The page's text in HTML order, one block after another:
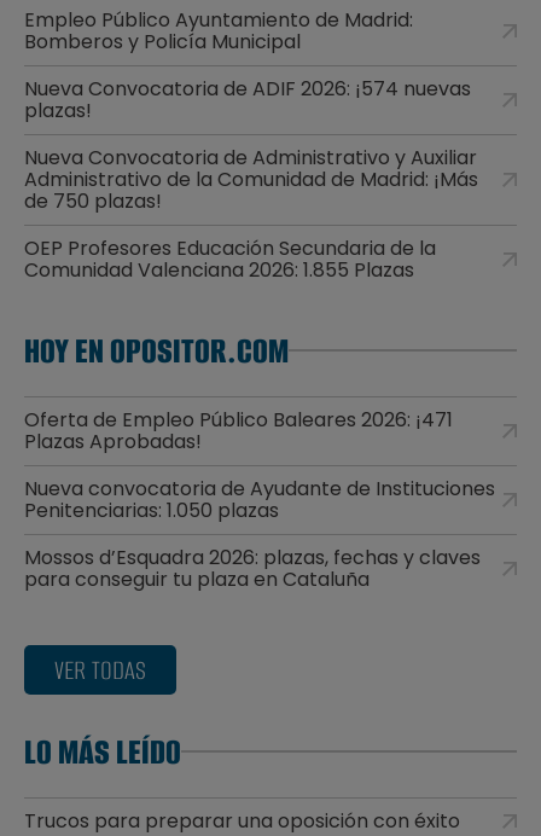
Empleo Público Ayuntamiento de Madrid:
Bomberos y Policía Municipal
Nueva Convocatoria de ADIF 2026: ¡574 nuevas
plazas!
Nueva Convocatoria de Administrativo y Auxiliar
Administrativo de la Comunidad de Madrid: ¡Más
de 750 plazas!
OEP Profesores Educación Secundaria de la
Comunidad Valenciana 2026: 1.855 Plazas
HOY EN OPOSITOR.COM
Oferta de Empleo Público Baleares 2026: ¡471
Plazas Aprobadas!
Nueva convocatoria de Ayudante de Instituciones
Penitenciarias: 1.050 plazas
Mossos d’Esquadra 2026: plazas, fechas y claves
para conseguir tu plaza en Cataluña
VER TODAS
LO MÁS LEÍDO
Trucos para preparar una oposición con éxito